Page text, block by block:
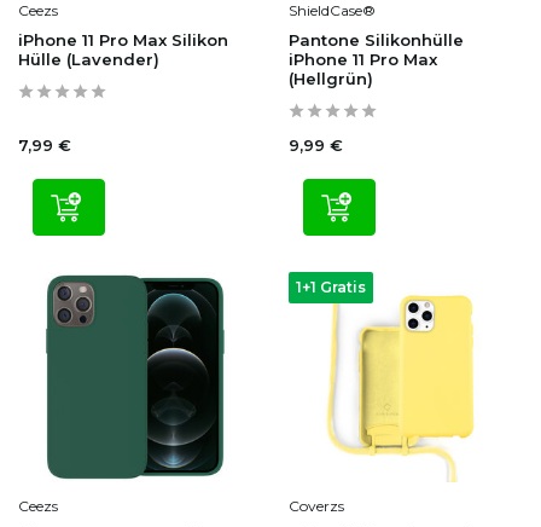
Ceezs
iPhone 11 Pro Max Silikon
Hülle (Lavender)
7,99 €
ShieldCase®
Pantone Silikonhülle
iPhone 11 Pro Max
(Hellgrün)
9,99 €
Ceezs
1+1 Gratis
Coverzs